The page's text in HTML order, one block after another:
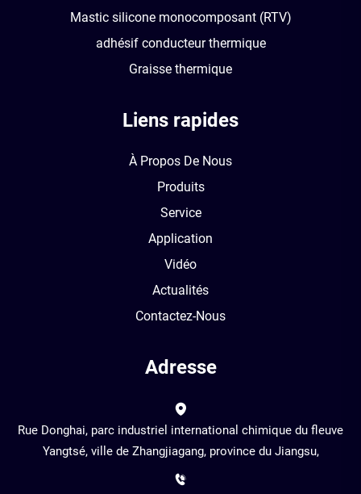
Mastic silicone monocomposant (RTV)
adhésif conducteur thermique
Graisse thermique
Liens rapides
À Propos De Nous
Produits
Service
Application
Vidéo
Actualités
Contactez-Nous
Adresse
Rue Donghai, parc industriel international chimique du fleuve
Yangtsé, ville de Zhangjiagang, province du Jiangsu,